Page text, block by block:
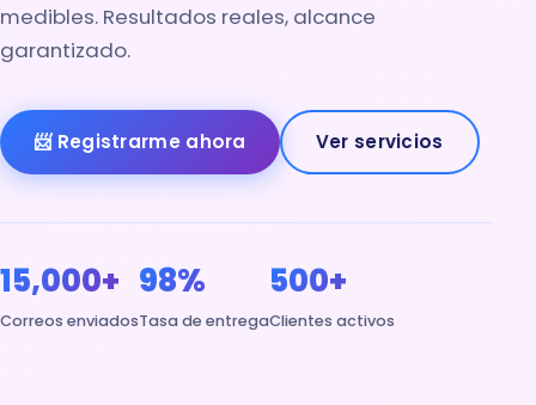
medibles. Resultados reales, alcance
garantizado.
📨 Registrarme ahora Ver servicios
15,000+
Correos enviados
98%
Tasa de entrega
500+
Clientes activos